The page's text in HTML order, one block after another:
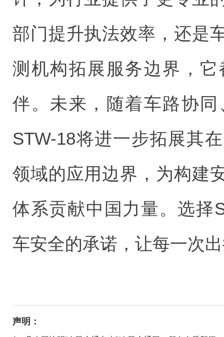
部门提升执法效率，还是
测机构拓展服务边界，
伴。未来，随着车路协
STW-18将进一步拓展其
领域的应用边界，为构建
体系贡献中国力量。选择
车安全的承诺，让每一次
声明：